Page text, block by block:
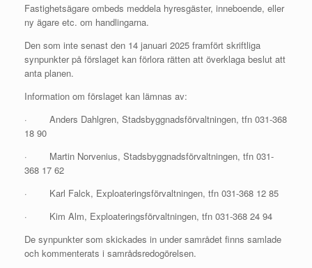
Fastighetsägare ombeds meddela hyresgäster, inneboende, eller
ny ägare etc. om handlingarna.
Den som inte senast den 14 januari 2025 framfört skriftliga
synpunkter på förslaget kan förlora rätten att överklaga beslut att
anta planen.
Information om förslaget kan lämnas av:
· Anders Dahlgren, Stadsbyggnadsförvaltningen, tfn 031-368
18 90
· Martin Norvenius, Stadsbyggnadsförvaltningen, tfn 031-
368 17 62
· Karl Falck, Exploateringsförvaltningen, tfn 031-368 12 85
· Kim Alm, Exploateringsförvaltningen, tfn 031-368 24 94
De synpunkter som skickades in under samrådet finns samlade
och kommenterats i samrådsredogörelsen.